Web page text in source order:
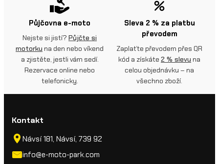
Půjčovna e-moto
Nejste si jistí? Půjčte si
motorku na den nebo víkend
a zjistěte, jestli vám sedí.
Rezervace online nebo
telefonicky.
Sleva 2 % za platbu
převodem
Zaplaťte převodem přes QR
kód a získáte 2 % slevu na
celou objednávku – na
všechno zboží.
Kontakt
Návsí 181, Návsí, 739 92
info@e-moto-park.com